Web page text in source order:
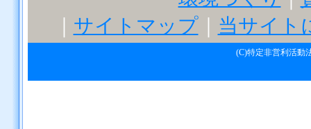
サイトマップ｜ 当サイト
(C)特定非営利活動